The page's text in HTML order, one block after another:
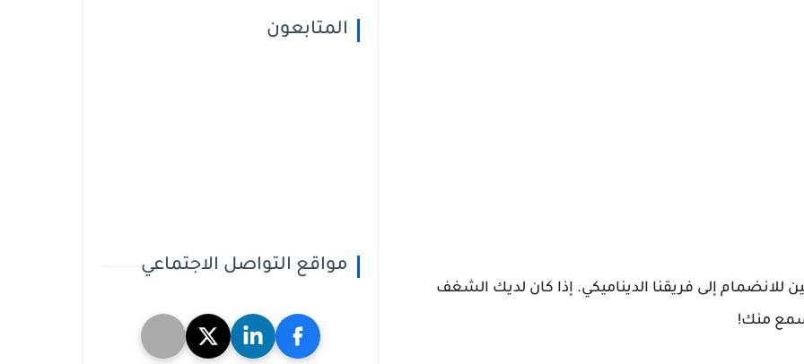
للانضمام إلى فريقنا الديناميكي. إذا كان لديك الشغف
نسمع منك!
المتابعون
مواقع التواصل الاجتماعي